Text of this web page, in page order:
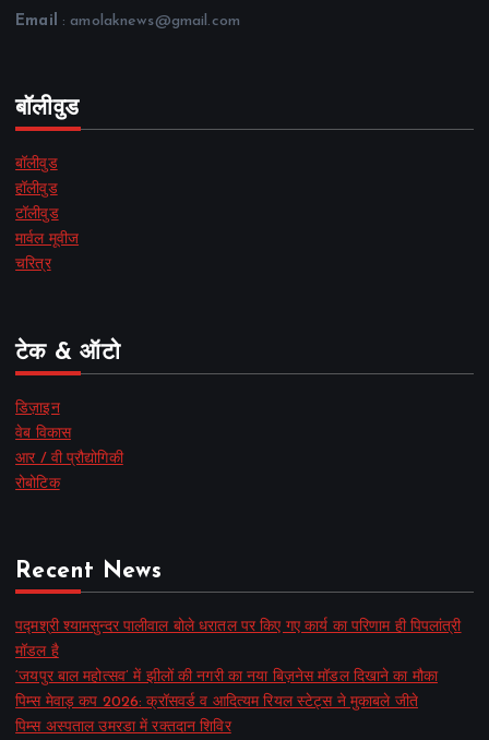
Email : amolaknews@gmail.com
बॉलीवुड
बॉलीवुड
हॉलीवुड
टॉलीवुड
मार्वल मूवीज
चरित्र
टेक & ऑटो
डिज़ाइन
वेब विकास
आर / वी प्रौद्योगिकी
रोबोटिक
Recent News
पद्मश्री श्यामसुन्दर पालीवाल बोले धरातल पर किए गए कार्य का परिणाम ही पिपलांत्री
मॉडल है
‘जयपुर बाल महोत्सव’ में झीलों की नगरी का नया बिज़नेस मॉडल दिखाने का मौका
पिम्स मेवाड़ कप 2026: क्रॉसवर्ड व आदित्यम रियल स्टेट्स ने मुकाबले जीते
पिम्स अस्पताल उमरडा में रक्तदान शिविर